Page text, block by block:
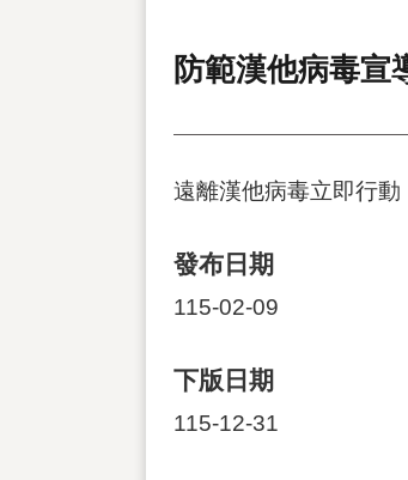
防範漢他病毒宣
遠離漢他病毒立即行
發布日期
115-02-09
下版日期
115-12-31